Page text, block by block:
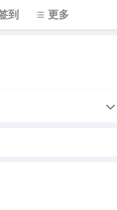
到 更多